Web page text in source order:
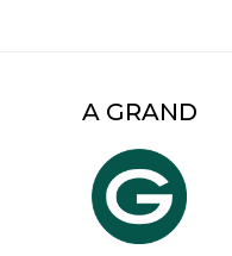
A GRAND